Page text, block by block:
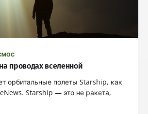
проводах вселенной
орбитальные полеты Starship, как
Starship — это не ракета,